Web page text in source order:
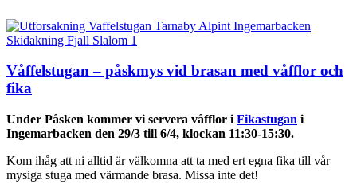
Våffelstugan – påskmys vid brasan med våfflor och
fika
Under Påsken kommer vi servera våfflor i Fikastugan i
Ingemarbacken den 29/3 till 6/4, klockan 11:30-15:30.
Kom ihåg att ni alltid är välkomna att ta med ert egna fika till vår
mysiga stuga med värmande brasa. Missa inte det!